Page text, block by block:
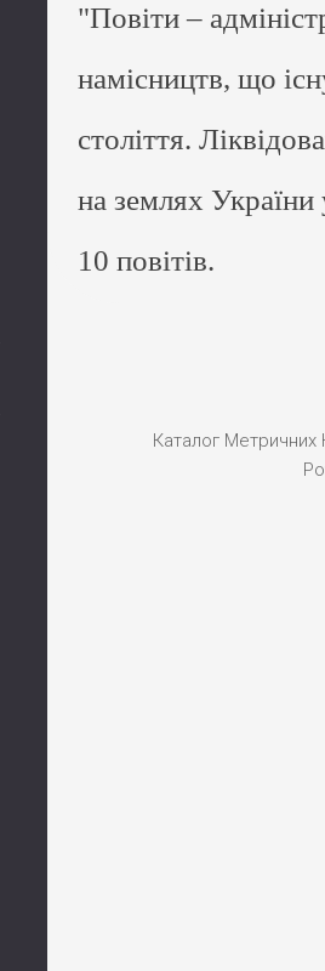
"Повіти –
намісництв, що
століття.
на землях України
10 повітів.
Каталог Метричних